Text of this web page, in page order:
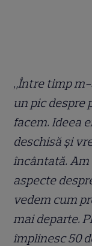
„Între timp
un pic despre
facem. Ideea
deschisă şi
încântată.
aspecte
vedem cum
mai departe.
împlinesc 50